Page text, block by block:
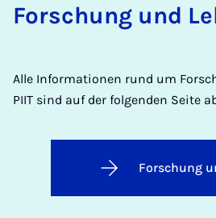
Forschung und
Alle Informationen rund um
PIIT sind auf der folgenden Seite
Forschung